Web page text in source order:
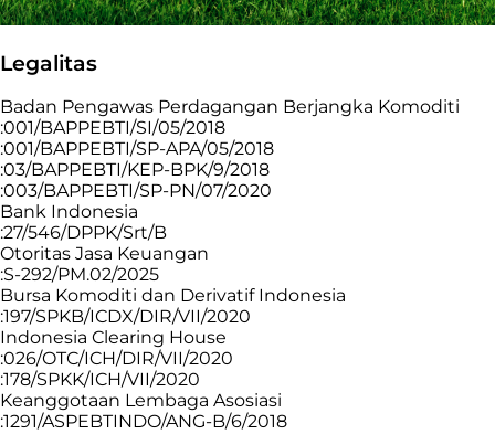
Legalitas
Badan Pengawas Perdagangan Berjangka Komoditi
:001/BAPPEBTI/SI/05/2018
:001/BAPPEBTI/SP-APA/05/2018
:03/BAPPEBTI/KEP-BPK/9/2018
:003/BAPPEBTI/SP-PN/07/2020
Bank Indonesia
:27/546/DPPK/Srt/B
Otoritas Jasa Keuangan
:S-292/PM.02/2025
Bursa Komoditi dan Derivatif Indonesia
:197/SPKB/ICDX/DIR/VII/2020
Indonesia Clearing House
:026/OTC/ICH/DIR/VII/2020
:178/SPKK/ICH/VII/2020
Keanggotaan Lembaga Asosiasi
:1291/ASPEBTINDO/ANG-B/6/2018